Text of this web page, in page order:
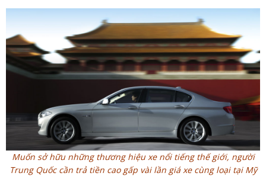
Muốn sở hữu những thương hiệu xe nổi tiếng thế giới, người
Trung Quốc cần trả tiền cao gấp vài lần giá xe cùng loại tại Mỹ